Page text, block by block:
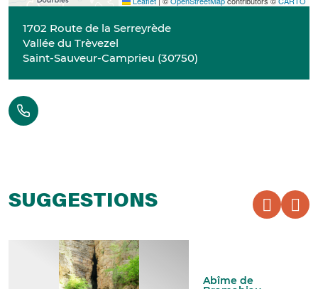
1702 Route de la Serreyrède
Vallée du Trèvezel
Saint-Sauveur-Camprieu (30750)
SUGGESTIONS
Abîme de